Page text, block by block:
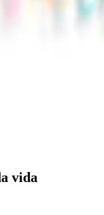
vida